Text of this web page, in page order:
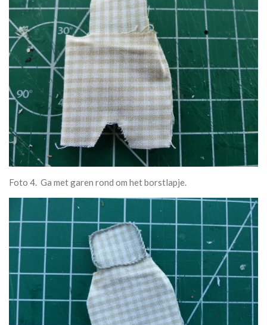
Foto 4. Ga met garen rond om het borstlapje.